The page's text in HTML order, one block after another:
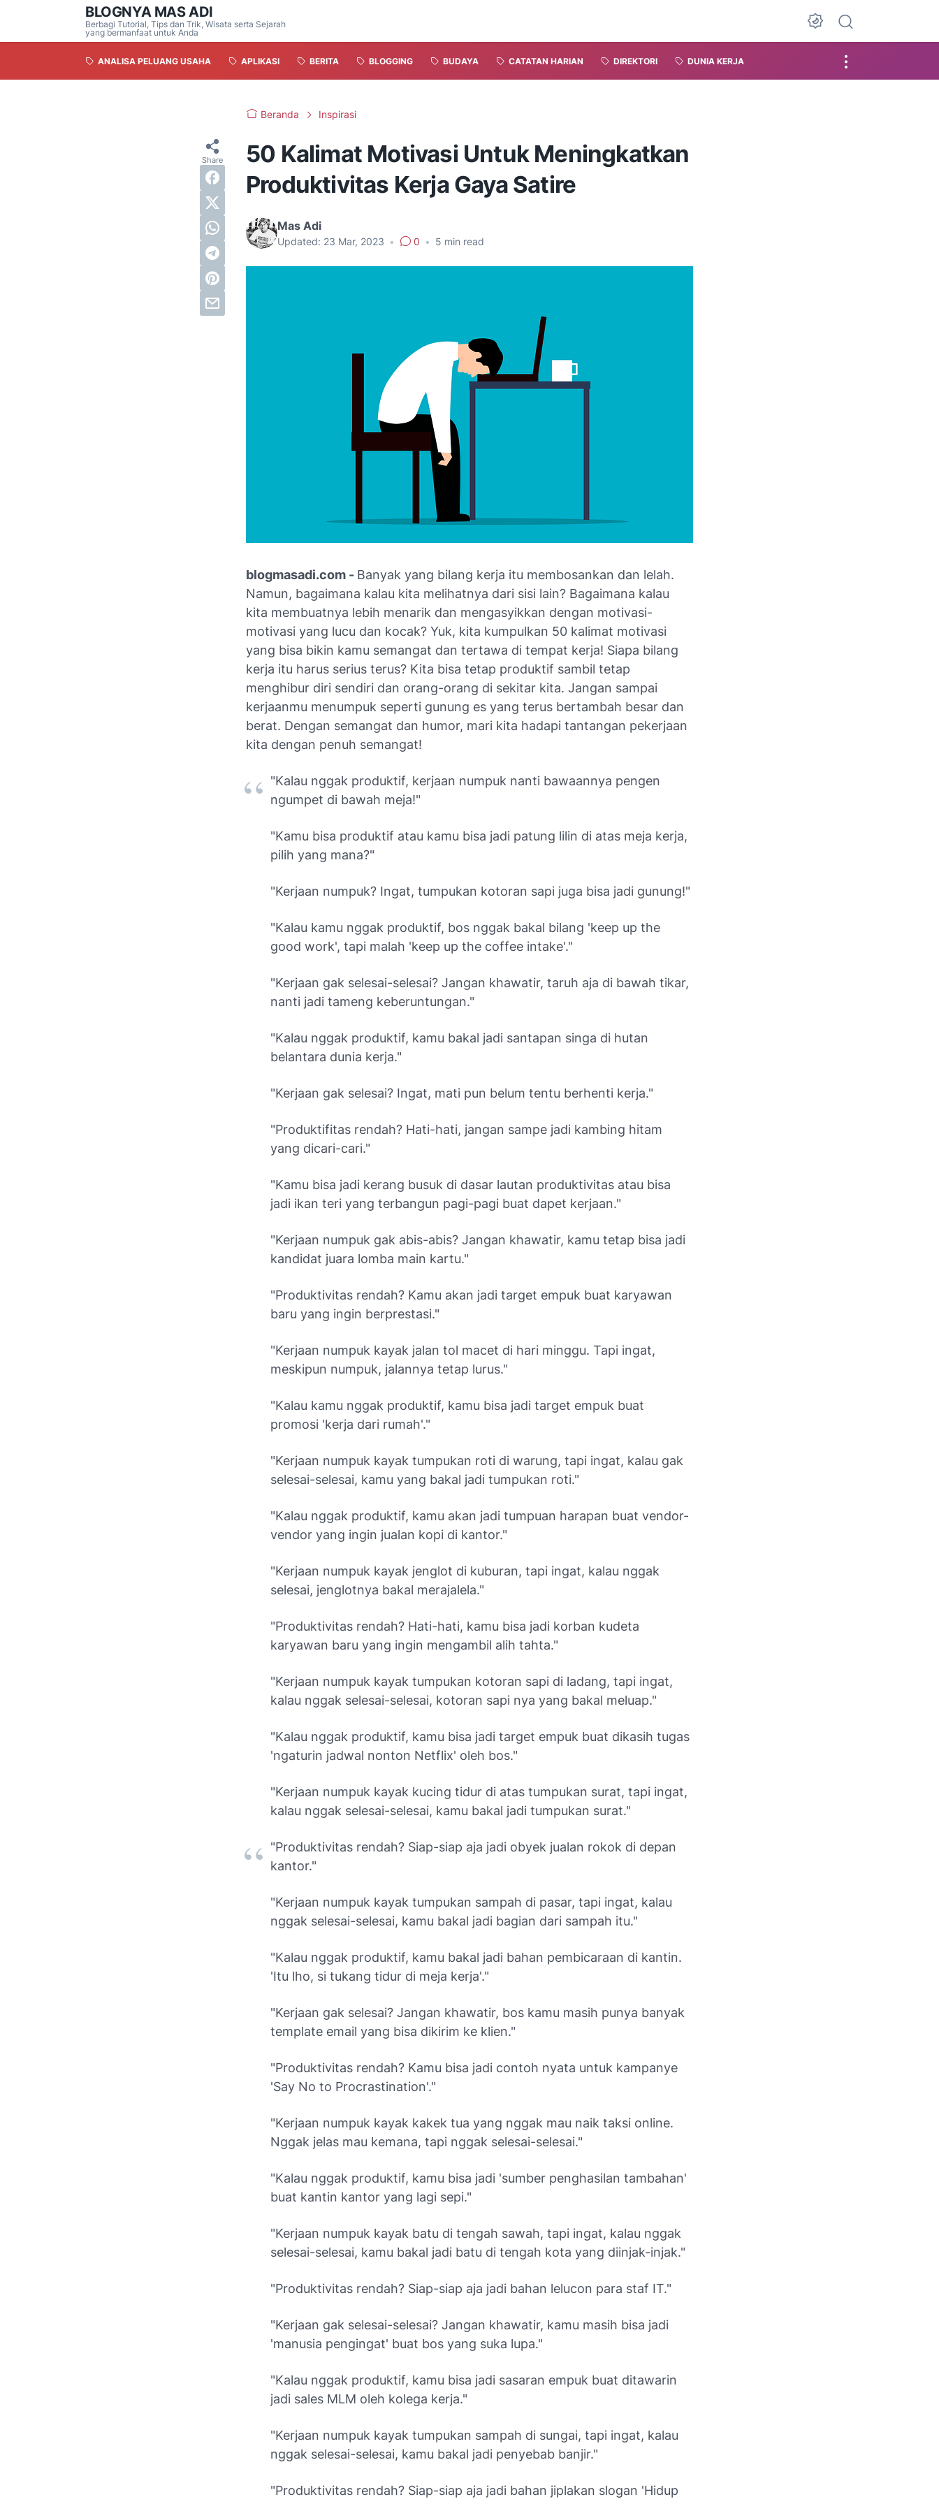
BLOGNYA MAS ADI
Berbagi Tutorial, Tips dan Trik, Wisata serta Sejarah
yang bermanfaat untuk Anda
ANALISA PELUANG USAHA APLIKASI BERITA BLOGGING BUDAYA CATATAN HARIAN DIREKTORI DUNIA KERJA
Beranda Inspirasi
50 Kalimat Motivasi Untuk Meningkatkan
Produktivitas Kerja Gaya Satire
Mas Adi
Updated: 23 Mar, 2023 • 0 • 5 min read
blogmasadi.com - Banyak yang bilang kerja itu membosankan dan lelah.
Namun, bagaimana kalau kita melihatnya dari sisi lain? Bagaimana kalau
kita membuatnya lebih menarik dan mengasyikkan dengan motivasi-
motivasi yang lucu dan kocak? Yuk, kita kumpulkan 50 kalimat motivasi
yang bisa bikin kamu semangat dan tertawa di tempat kerja! Siapa bilang
kerja itu harus serius terus? Kita bisa tetap produktif sambil tetap
menghibur diri sendiri dan orang-orang di sekitar kita. Jangan sampai
kerjaanmu menumpuk seperti gunung es yang terus bertambah besar dan
berat. Dengan semangat dan humor, mari kita hadapi tantangan pekerjaan
kita dengan penuh semangat!
"Kalau nggak produktif, kerjaan numpuk nanti bawaannya pengen
ngumpet di bawah meja!"
"Kamu bisa produktif atau kamu bisa jadi patung lilin di atas meja kerja,
pilih yang mana?"
"Kerjaan numpuk? Ingat, tumpukan kotoran sapi juga bisa jadi gunung!"
"Kalau kamu nggak produktif, bos nggak bakal bilang 'keep up the
good work', tapi malah 'keep up the coffee intake'."
"Kerjaan gak selesai-selesai? Jangan khawatir, taruh aja di bawah tikar,
nanti jadi tameng keberuntungan."
"Kalau nggak produktif, kamu bakal jadi santapan singa di hutan
belantara dunia kerja."
"Kerjaan gak selesai? Ingat, mati pun belum tentu berhenti kerja."
"Produktifitas rendah? Hati-hati, jangan sampe jadi kambing hitam
yang dicari-cari."
"Kamu bisa jadi kerang busuk di dasar lautan produktivitas atau bisa
jadi ikan teri yang terbangun pagi-pagi buat dapet kerjaan."
"Kerjaan numpuk gak abis-abis? Jangan khawatir, kamu tetap bisa jadi
kandidat juara lomba main kartu."
"Produktivitas rendah? Kamu akan jadi target empuk buat karyawan
baru yang ingin berprestasi."
"Kerjaan numpuk kayak jalan tol macet di hari minggu. Tapi ingat,
meskipun numpuk, jalannya tetap lurus."
"Kalau kamu nggak produktif, kamu bisa jadi target empuk buat
promosi 'kerja dari rumah'."
"Kerjaan numpuk kayak tumpukan roti di warung, tapi ingat, kalau gak
selesai-selesai, kamu yang bakal jadi tumpukan roti."
"Kalau nggak produktif, kamu akan jadi tumpuan harapan buat vendor-
vendor yang ingin jualan kopi di kantor."
"Kerjaan numpuk kayak jenglot di kuburan, tapi ingat, kalau nggak
selesai, jenglotnya bakal merajalela."
"Produktivitas rendah? Hati-hati, kamu bisa jadi korban kudeta
karyawan baru yang ingin mengambil alih tahta."
"Kerjaan numpuk kayak tumpukan kotoran sapi di ladang, tapi ingat,
kalau nggak selesai-selesai, kotoran sapi nya yang bakal meluap."
"Kalau nggak produktif, kamu bisa jadi target empuk buat dikasih tugas
'ngaturin jadwal nonton Netflix' oleh bos."
"Kerjaan numpuk kayak kucing tidur di atas tumpukan surat, tapi ingat,
kalau nggak selesai-selesai, kamu bakal jadi tumpukan surat."
"Produktivitas rendah? Siap-siap aja jadi obyek jualan rokok di depan
kantor."
"Kerjaan numpuk kayak tumpukan sampah di pasar, tapi ingat, kalau
nggak selesai-selesai, kamu bakal jadi bagian dari sampah itu."
"Kalau nggak produktif, kamu bakal jadi bahan pembicaraan di kantin.
'Itu lho, si tukang tidur di meja kerja'."
"Kerjaan gak selesai? Jangan khawatir, bos kamu masih punya banyak
template email yang bisa dikirim ke klien."
"Produktivitas rendah? Kamu bisa jadi contoh nyata untuk kampanye
'Say No to Procrastination'."
"Kerjaan numpuk kayak kakek tua yang nggak mau naik taksi online.
Nggak jelas mau kemana, tapi nggak selesai-selesai."
"Kalau nggak produktif, kamu bisa jadi 'sumber penghasilan tambahan'
buat kantin kantor yang lagi sepi."
"Kerjaan numpuk kayak batu di tengah sawah, tapi ingat, kalau nggak
selesai-selesai, kamu bakal jadi batu di tengah kota yang diinjak-injak."
"Produktivitas rendah? Siap-siap aja jadi bahan lelucon para staf IT."
"Kerjaan gak selesai-selesai? Jangan khawatir, kamu masih bisa jadi
'manusia pengingat' buat bos yang suka lupa."
"Kalau nggak produktif, kamu bisa jadi sasaran empuk buat ditawarin
jadi sales MLM oleh kolega kerja."
"Kerjaan numpuk kayak tumpukan sampah di sungai, tapi ingat, kalau
nggak selesai-selesai, kamu bakal jadi penyebab banjir."
"Produktivitas rendah? Siap-siap aja jadi bahan jiplakan slogan 'Hidup